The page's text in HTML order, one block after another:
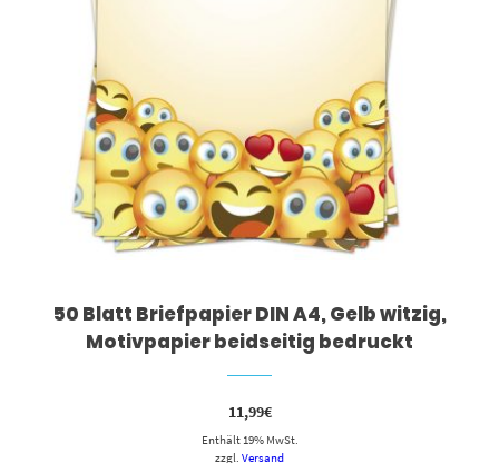
50 Blatt Briefpapier DIN A4, Gelb witzig,
Motivpapier beidseitig bedruckt
11,99€
Enthält 19% MwSt.
zzgl. Versand